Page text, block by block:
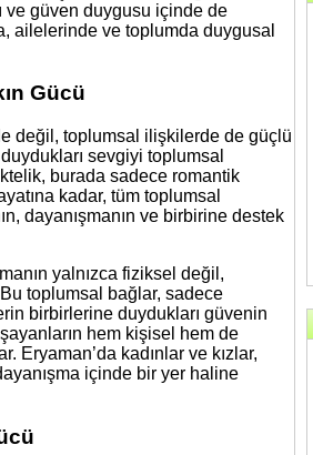
ve güven duygusu içinde de
ailelerinde ve toplumda duygusal
Gücü
değil, toplumsal ilişkilerde de güçlü
sevgiyi toplumsal
burada sadece romantik
kadar, tüm toplumsal
dayanışmanın ve birbirine destek
yalnızca fiziksel değil,
toplumsal bağlar, sadece
birbirlerine duydukları güvenin
hem kişisel hem de
Eryaman’da kadınlar ve kızlar,
içinde bir yer haline